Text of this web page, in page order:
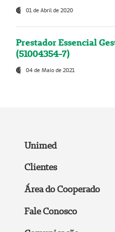
01 de Abril de 2020
Prestador Essencial
(51004354-7)
04 de Maio de 2021
Unimed
Clientes
Área do Cooperado
Fale Conosco